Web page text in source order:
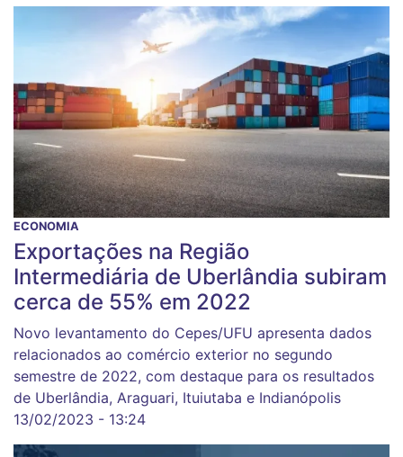
ECONOMIA
Exportações na Região
Intermediária de Uberlândia subiram
cerca de 55% em 2022
Novo levantamento do Cepes/UFU apresenta dados
relacionados ao comércio exterior no segundo
semestre de 2022, com destaque para os resultados
de Uberlândia, Araguari, Ituiutaba e Indianópolis
13/02/2023 - 13:24